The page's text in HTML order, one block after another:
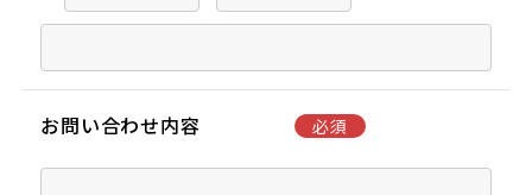
お問い合わせ内容 必須